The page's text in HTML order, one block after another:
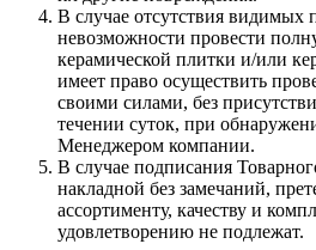
В случае отсутствия видимых
невозможности провести
керамической плитки и/или
имеет право осуществить
своими силами, без
течении суток, при
Менеджером компании.
В случае подписания
накладной без замечаний,
ассортименту, качеству и
удовлетворению не подлежат.